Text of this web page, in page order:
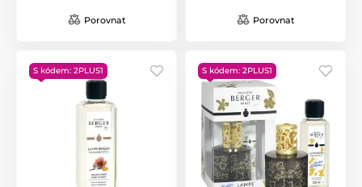
Porovnat Porovnat
S kódem: 2PLUS1 S kódem: 2PLUS1